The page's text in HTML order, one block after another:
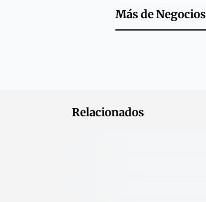
Más deNegocios
Relacionados